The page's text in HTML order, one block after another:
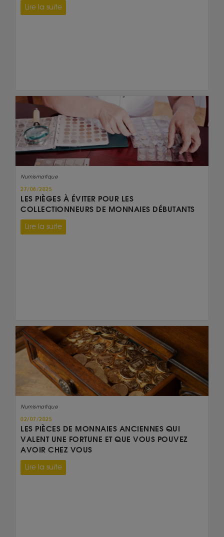
Lire la suite
Numismatique
27/08/2025
LES PIÈGES À ÉVITER POUR LES
COLLECTIONNEURS DE MONNAIES DÉBUTANTS
Lire la suite
Numismatique
02/07/2025
LES PIÈCES DE MONNAIES ANCIENNES QUI
VALENT UNE FORTUNE ET QUE VOUS POUVEZ
AVOIR CHEZ VOUS
Lire la suite